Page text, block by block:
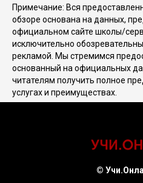
Примечание: Вся
обзоре основана на данных,
официальном сайте школы/
исключительно
рекламой. Мы стремимся
основанный на официальных
читателям получить полное
услугах и преимуществах.
©